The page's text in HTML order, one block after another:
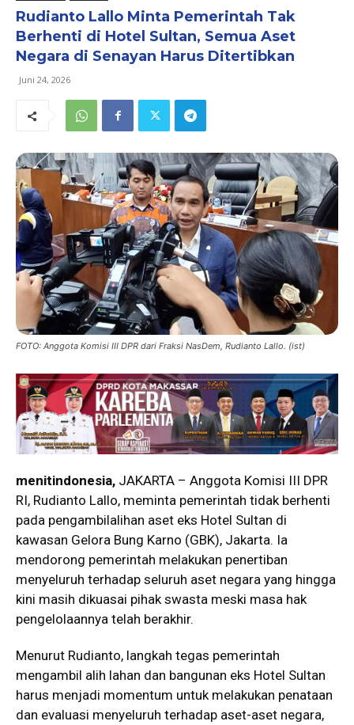
Rudianto Lallo Minta Pemerintah Tak
Berhenti di Hotel Sultan, Semua Aset
Negara di Senayan Harus Ditertibkan
Juni 24, 2026
FOTO: Anggota Komisi III DPR dari Fraksi NasDem, Rudianto Lallo. (ist)
menitindonesia, JAKARTA – Anggota Komisi III DPR
RI, Rudianto Lallo, meminta pemerintah tidak berhenti
pada pengambilalihan aset eks Hotel Sultan di
kawasan Gelora Bung Karno (GBK), Jakarta. Ia
mendorong pemerintah melakukan penertiban
menyeluruh terhadap seluruh aset negara yang hingga
kini masih dikuasai pihak swasta meski masa hak
pengelolaannya telah berakhir.
Menurut Rudianto, langkah tegas pemerintah
mengambil alih lahan dan bangunan eks Hotel Sultan
harus menjadi momentum untuk melakukan penataan
dan evaluasi menyeluruh terhadap aset-aset negara,